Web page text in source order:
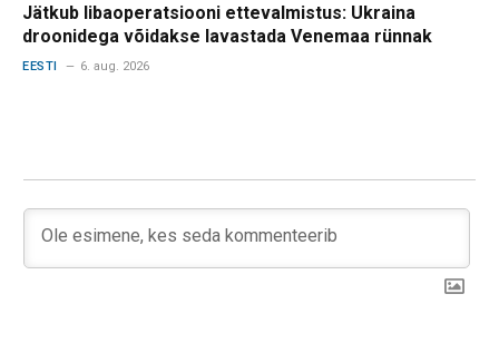
Jätkub libaoperatsiooni ettevalmistus: Ukraina
droonidega võidakse lavastada Venemaa rünnak
EESTI 6. aug. 2026